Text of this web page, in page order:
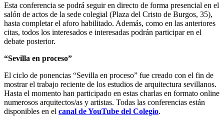
Esta conferencia se podrá seguir en directo de forma presencial en el
salón de actos de la sede colegial (Plaza del Cristo de Burgos, 35),
hasta completar el aforo habilitado. Además, como en las anteriores
citas, todos los interesados e interesadas podrán participar en el
debate posterior.
“Sevilla en proceso”
El ciclo de ponencias “Sevilla en proceso” fue creado con el fin de
mostrar el trabajo reciente de los estudios de arquitectura sevillanos.
Hasta el momento han participado en estas charlas en formato online
numerosos arquitectos/as y artistas. Todas las conferencias están
disponibles en el canal de YouTube del Colegio.